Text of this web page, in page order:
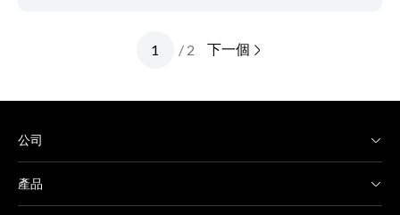
/ 2 下一個
公司
產品